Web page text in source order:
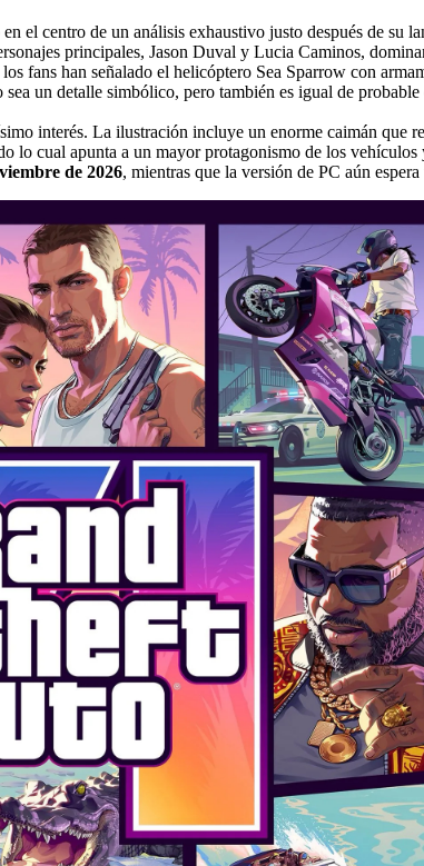
el centro de un análisis exhaustivo justo después de su
principales, Jason Duval y Lucia Caminos,
fans han señalado el helicóptero Sea Sparrow con
un detalle simbólico, pero también es igual de
interés. La ilustración incluye un enorme caimán que
lo cual apunta a un mayor protagonismo de los
de 2026, mientras que la versión de PC aún